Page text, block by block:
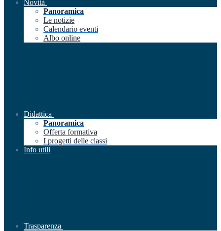
Novità
Panoramica
Le notizie
Calendario eventi
Albo online
Didattica
Panoramica
Offerta formativa
I progetti delle classi
Info utili
Trasparenza